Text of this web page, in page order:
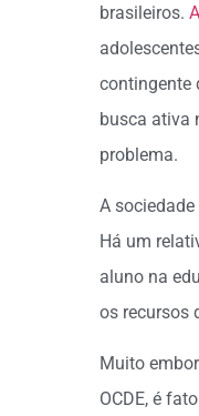
brasileiros.
contingente
busca ativa
problema.
A
Há um
aluno na
os recursos
Muito
OCDE, é